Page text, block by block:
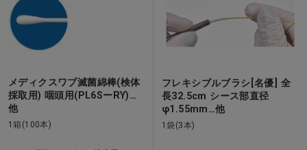
メディクスワブ滅菌綿棒(検体
採取用) 咽頭用(PL6SーRY)…
他
1箱(100本)
フレキシブルブラシ[名優] 全
長32.5cm シース部直径
φ1.55mm…他
1袋(3本)